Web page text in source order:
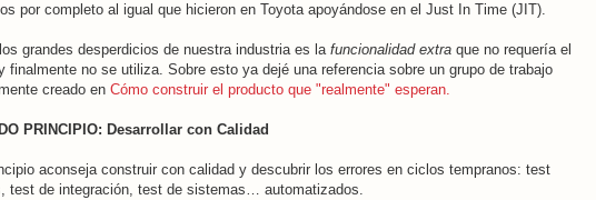
por completo al igual que hicieron en Toyota apoyándose en el Just In Time (JIT).
grandes desperdicios de nuestra industria es la funcionalidad extra que no requería el
finalmente no se utiliza. Sobre esto ya dejé una referencia sobre un grupo de trabajo
creado en Cómo construir el producto que "realmente" esperan.
PRINCIPIO: Desarrollar con Calidad
aconseja construir con calidad y descubrir los errores en ciclos tempranos: test
test de integración, test de sistemas… automatizados.